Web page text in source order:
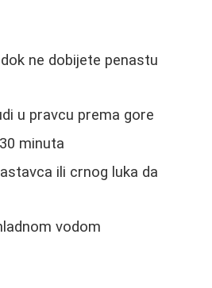
ne dobijete penastu
u pravcu prema gore
minuta
ili crnog luka da
vodom